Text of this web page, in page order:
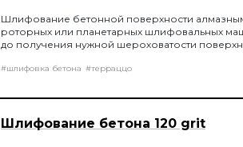
Шлифование бетонной поверхности
роторных или планетарных шлифовальных
до получения нужной шероховатости
#шлифовка бетона #терраццо
Шлифование бетона 120 grit